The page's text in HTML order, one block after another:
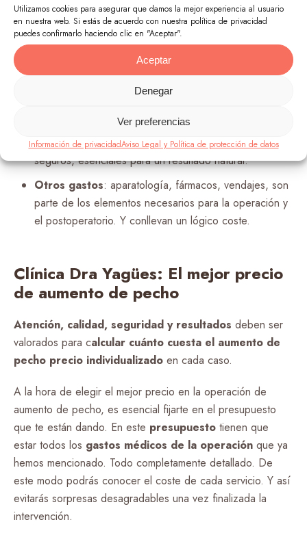
Utilizamos cookies para asegurar que damos la mejor experiencia al usuario
en nuestra web. Si estás de acuerdo con nuestra política de privacidad
puedes confirmarlo haciendo clic en "Aceptar".
Aceptar
Denegar
Ver preferencias
Información de privacidadAviso Legal y Política de protección de datos
durante la operación, también en las curas y revisiones
posteriores. Sus honorarios son parte del coste del
precio del aumento mamario
Anestesista y anestesia. Incluida la prueba
. En nuestraclínica de Medicina Estética
en Málag asiempre usamos implantes de calidad y
seguros, esenciales para un resultado natural.
Otros gastos: aparatología, fármacos, vendajes, son
parte de los elementos necesarios para la operación y
el postoperatorio. Y conllevan un lógico coste.
Clínica Dra Yagües: El mejor precio
de aumento de pecho
Atención, calidad, seguridad y resultados deben ser
valorados para calcular cuánto cuesta el aumento de
pecho precio individualizado en cada caso.
A la hora de elegir el mejor precio en la operación de
aumento de pecho, es esencial fijarte en el presupuesto
que te están dando. En este presupuesto tienen que
estar todos los gastos médicos de la operación que ya
hemos mencionado. Todo completamente detallado. De
este modo podrás conocer el coste de cada servicio. Y así
evitarás sorpresas desagradables una vez finalizada la
intervención.